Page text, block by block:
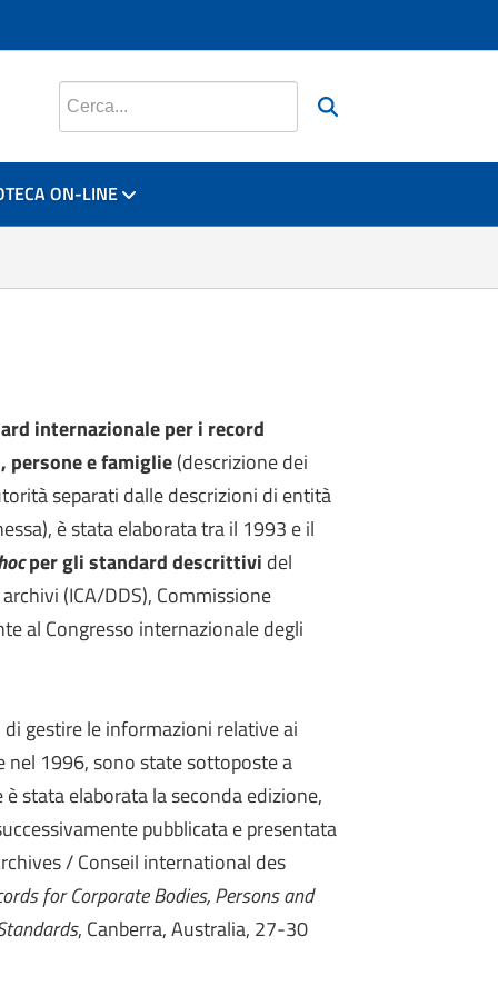
ON-LINE
internazionale per i record
e famiglie(descrizione dei
separati dalle descrizioni di entità
è stata elaborata tra il 1993 e il
per gli standard descrittivi del
(ICA/DDS), Commissione
al Congresso internazionale degli
gestire le informazioni relative ai
1996, sono state sottoposte a
stata elaborata la seconda edizione,
pubblicata e presentata
/ Conseil international des
for Corporate Bodies, Persons and
, Canberra, Australia, 27-30